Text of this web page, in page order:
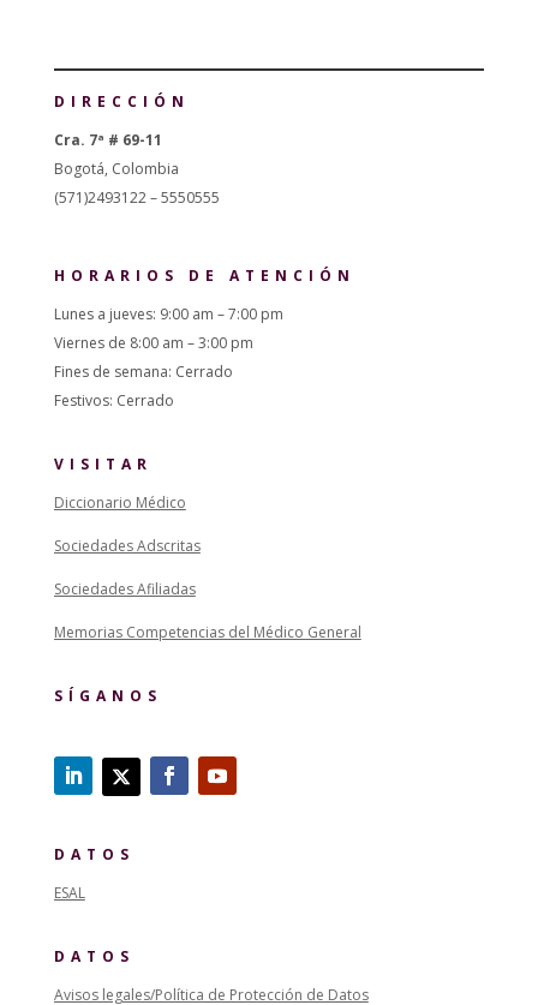
DIRECCIÓN
Cra. 7ª # 69-11
Bogotá, Colombia
(571)2493122 – 5550555
HORARIOS DE ATENCIÓN
Lunes a jueves: 9:00 am – 7:00 pm
Viernes de 8:00 am – 3:00 pm
Fines de semana: Cerrado
Festivos: Cerrado
VISITAR
Diccionario Médico
Sociedades Adscritas
Sociedades Afiliadas
Memorias Competencias del Médico General
SÍGANOS
DATOS
ESAL
DATOS
Avisos legales/Política de Protección de Datos